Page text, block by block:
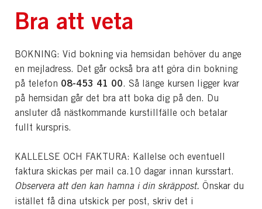
Bra att veta
BOKNING: Vid bokning via hemsidan behöver du ange
en mejladress. Det går också bra att göra din bokning
på telefon 08-453 41 00. Så länge kursen ligger kvar
på hemsidan går det bra att boka dig på den. Du
ansluter då nästkommande kurstillfälle och betalar
fullt kurspris.
KALLELSE OCH FAKTURA: Kallelse och eventuell
faktura skickas per mail ca.10 dagar innan kursstart.
Observera att den kan hamna i din skräppost. Önskar du
istället få dina utskick per post, skriv det i